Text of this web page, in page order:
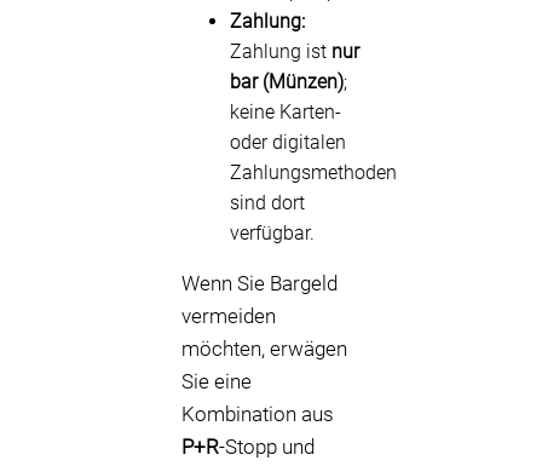
Zahlung:
Zahlung ist nur
bar (Münzen);
keine Karten-
oder digitalen
Zahlungsmethoden
sind dort
verfügbar.
Wenn Sie Bargeld
vermeiden
möchten, erwägen
Sie eine
Kombination aus
P+R-Stopp und